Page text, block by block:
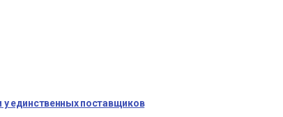
у единственных поставщиков